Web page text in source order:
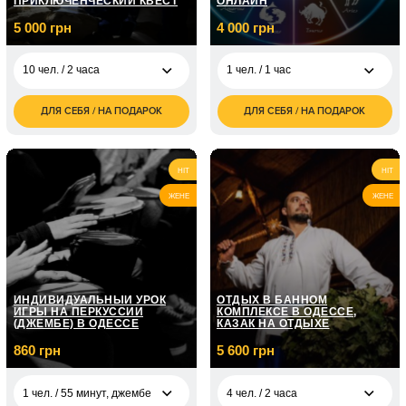
5 000 грн
10 чел. / 2 часа
5 000
грн
ДЛЯ СЕБЯ / НА ПОДАРОК
4 000 грн
1 чел. / 1 час
4 000
грн
1 чел. / 1 час
Совместимость
5 850
грн
1 чел. / 1 час,
Профориентация
4 000
ДЛЯ СЕБЯ / НА ПОДАРОК
HIT
ЖЕНЕ
ИНДИВИДУАЛЬНЫЙ УРОК
ИГРЫ НА ПЕРКУССИИ
(ДЖЕМБЕ) В ОДЕССЕ
860 грн
1 чел. / 55 минут, джембе
HIT
ЖЕНЕ
ОТДЫХ В БАННОМ
КОМПЛЕКСЕ В ОДЕССЕ,
КАЗАК НА ОТДЫХЕ
5 600 грн
4 чел. / 2 часа